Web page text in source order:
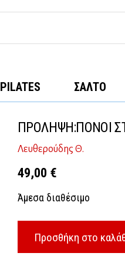
PILATES ΣΑΛΤΟ
ΠΡΟΛΗΨΗ:ΠΟΝΟΙ
Λευθερούδης Θ.
49,00 €
Άμεσα διαθέσιμο
Προσθήκη στο